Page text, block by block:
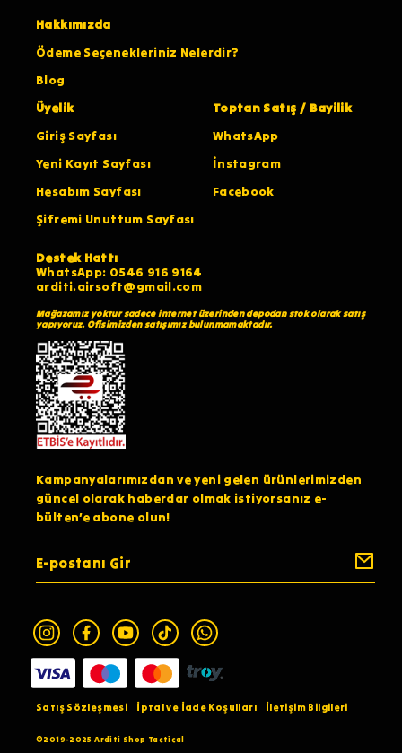
Hakkımızda
Ödeme Seçenekleriniz Nelerdir?
Blog
Üyelik
Giriş Sayfası
Yeni Kayıt Sayfası
Hesabım Sayfası
Şifremi Unuttum Sayfası
Toptan Satış / Bayilik
WhatsApp
İnstagram
Facebook
Destek Hattı
WhatsApp: 0546 916 9164
arditi.airsoft@gmail.com
Mağazamız yoktur sadece internet üzerinden depodan stok olarak satış
yapıyoruz. Ofisimizden satışımız bulunmamaktadır.
Kampanyalarımızdan ve yeni gelen ürünlerimizden
güncel olarak haberdar olmak istiyorsanız e-
bülten’e abone olun!
©2019-2025 Arditi Shop Tactical
Satış Sözleşmesi İptal ve İade Koşulları İletişim Bilgileri